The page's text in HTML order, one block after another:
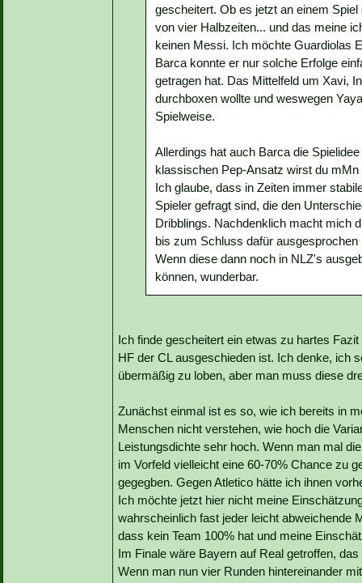
gescheitert. Ob es jetzt an einem
von vier Halbzeiten... und das meine
keinen Messi. Ich möchte Guardiolas
Barca konnte er nur solche Erfolge
getragen hat. Das Mittelfeld um Xavi,
durchboxen wollte und weswegen
Spielweise.
Allerdings hat auch Barca die
klassischen Pep-Ansatz wirst du
Ich glaube, dass in Zeiten immer
Spieler gefragt sind, die den
Dribblings. Nachdenklich macht mich
bis zum Schluss dafür
Wenn diese dann noch in NLZ's
können, wunderbar.
Ich finde gescheitert ein etwas zu hartes
HF der CL ausgeschieden ist. Ich denke, ich
übermäßig zu loben, aber man muss diese
Zunächst einmal ist es so, wie ich bereits in
Menschen nicht verstehen, wie hoch die
Leistungsdichte sehr hoch. Wenn man mal
im Vorfeld vielleicht eine 60-70% Chance zu
gegegben. Gegen Atletico hätte ich ihnen
Ich möchte jetzt hier nicht meine
wahrscheinlich fast jeder leicht abweichende
dass kein Team 100% hat und meine
Im Finale wäre Bayern auf Real getroffen,
Wenn man nun vier Runden hintereinander